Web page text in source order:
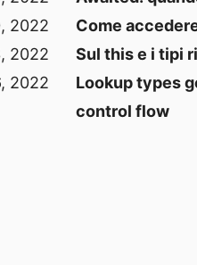
2022
Come
2022
Sul this e i tipi
2022
Lookup types
control flow